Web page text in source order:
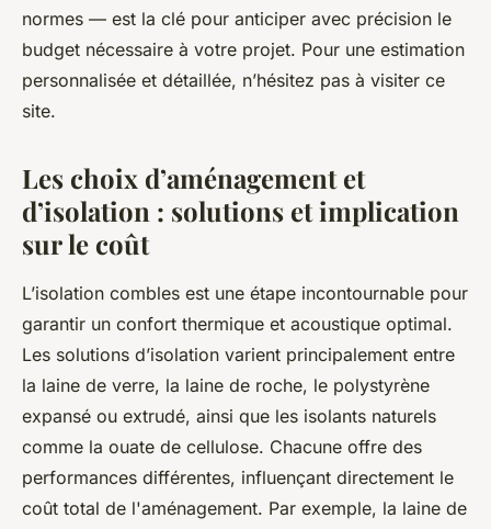
normes — est la clé pour anticiper avec précision le
budget nécessaire à votre projet. Pour une estimation
personnalisée et détaillée, n’hésitez pas à visiter ce
site.
Les choix d’aménagement et
d’isolation : solutions et implication
sur le coût
L’isolation combles est une étape incontournable pour
garantir un confort thermique et acoustique optimal.
Les solutions d’isolation varient principalement entre
la laine de verre, la laine de roche, le polystyrène
expansé ou extrudé, ainsi que les isolants naturels
comme la ouate de cellulose. Chacune offre des
performances différentes, influençant directement le
coût total de l'aménagement. Par exemple, la laine de